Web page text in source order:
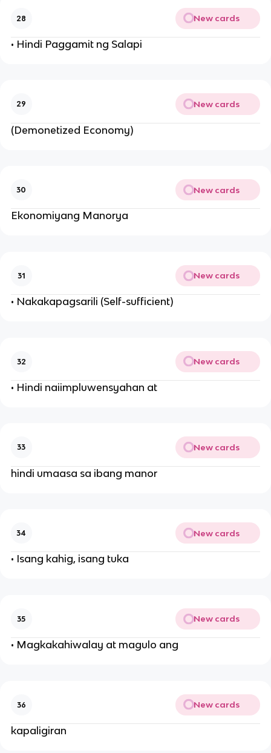
28 New cards
• Hindi Paggamit ng Salapi
29 New cards
(Demonetized Economy)
30 New cards
Ekonomiyang Manorya
31 New cards
• Nakakapagsarili (Self-sufficient)
32 New cards
• Hindi naiimpluwensyahan at
33 New cards
hindi umaasa sa ibang manor
34 New cards
• Isang kahig, isang tuka
35 New cards
• Magkakahiwalay at magulo ang
36 New cards
kapaligiran